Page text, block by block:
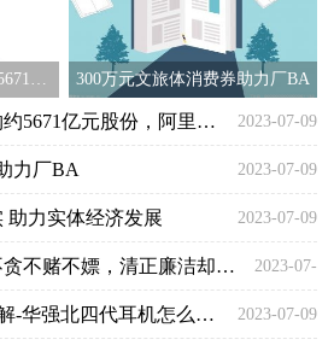
阿里巴巴：蚂蚁拟回购约5671亿元股份，阿里正考虑是否参与 300万元文旅体消费券助力厂BA
阿里巴巴：蚂蚁拟回购约5671亿元股份，阿里正考虑是否参与 2023-07-09
力厂BA 2023-07-09
助力实体经济发展 2023-07-09
四川市委书记落马：不贪不赌不嫖，清正廉洁却被判刑，罪名还不轻 2023-07-
09
四代络达悦虎1562E详解-华强北四代耳机怎么样？ 2023-07-09